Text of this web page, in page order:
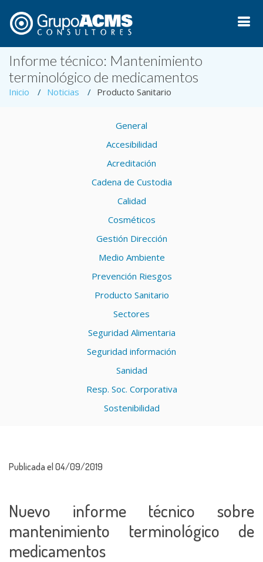
Informe técnico: Mantenimiento
terminológico de medicamentos
Inicio Noticias Producto Sanitario
General
Accesibilidad
Acreditación
Cadena de Custodia
Calidad
Cosméticos
Gestión Dirección
Medio Ambiente
Prevención Riesgos
Producto Sanitario
Sectores
Seguridad Alimentaria
Seguridad información
Sanidad
Resp. Soc. Corporativa
Sostenibilidad
Publicada el 04/09/2019
Nuevo informe técnico sobre
mantenimiento terminológico de
medicamentos